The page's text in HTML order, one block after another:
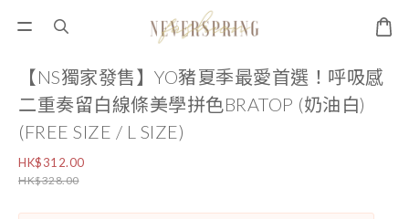
【NS獨家發售】YO豬夏季最愛首選！呼吸感
二重奏留白線條美學拼色BRATOP (奶油白)
(FREE SIZE / L SIZE)
HK$312.00
HK$328.00